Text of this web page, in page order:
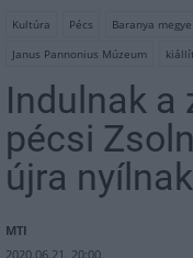
Kultúra Pécs Baranya megye
Janus Pannonius Múzeum
Indulnak a
pécsi
újra
MTI
2020.06.21. 20:00